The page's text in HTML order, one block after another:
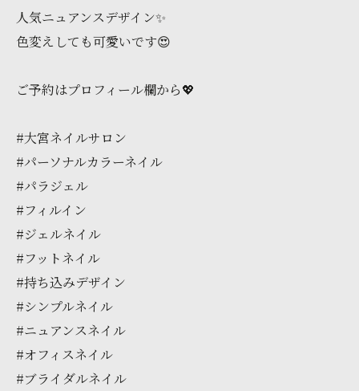
人気ニュアンスデザイン✨
色変えしても可愛いです😍
ご予約はプロフィール欄から💖
#大宮ネイルサロン
#パーソナルカラーネイル
#パラジェル
#フィルイン
#ジェルネイル
#フットネイル
#持ち込みデザイン
#シンプルネイル
#ニュアンスネイル
#オフィスネイル
#ブライダルネイル